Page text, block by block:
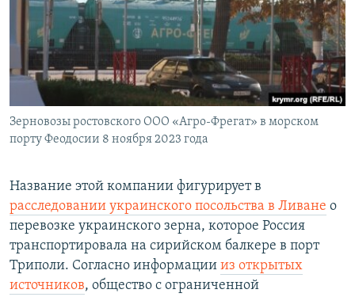
Зерновозы ростовского ООО «Агро-Фрегат» в морском
порту Феодосии 8 ноября 2023 года
Название этой компании фигурирует в
расследовании украинского посольства в Ливане о
перевозке украинского зерна, которое Россия
транспортировала на сирийском балкере в порт
Триполи. Согласно информации из открытых
источников, общество с ограниченной